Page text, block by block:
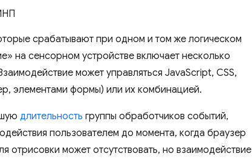
срабатывают при одном и том же логическом
на сенсорном устройстве включает несколько
может управляться JavaScript, CSS,
элементами формы) или их комбинацией.
длительность группы обработчиков событий,
пользователем до момента, когда браузер
отрисовки может отсутствовать, но взаимодействие